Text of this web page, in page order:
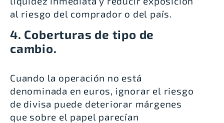
al riesgo del comprador o del país.
4. Coberturas de tipo de
cambio.
Cuando la operación no está
denominada en euros, ignorar el riesgo
de divisa puede deteriorar márgenes
que sobre el papel parecían